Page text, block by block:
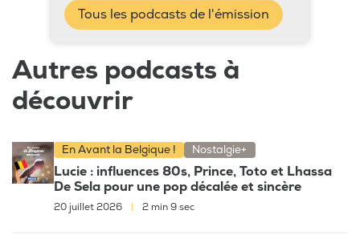
Tous les podcasts de l'émission
Autres podcasts à
découvrir
En Avant la Belgique ! Nostalgie+
Lucie : influences 80s, Prince, Toto et Lhassa
De Sela pour une pop décalée et sincère
20 juillet 2026 2 min 9 sec